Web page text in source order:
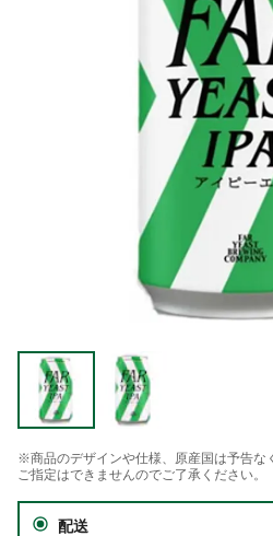
※商品のデザインや仕様、原産国は予告な
ご指定はできませんのでご了承ください。
配送